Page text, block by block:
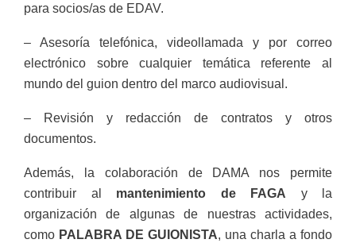
para socios/as de EDAV.
– Asesoría telefónica, videollamada y por correo
electrónico sobre cualquier temática referente al
mundo del guion dentro del marco audiovisual.
– Revisión y redacción de contratos y otros
documentos.
Además, la colaboración de DAMA nos permite
contribuir al mantenimiento de FAGA y la
organización de algunas de nuestras actividades,
como PALABRA DE GUIONISTA, una charla a fondo